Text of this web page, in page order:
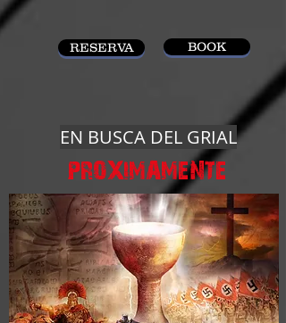
RESERVA BOOK
EN BUSCA DEL GRIAL
PROXIMAMENTE